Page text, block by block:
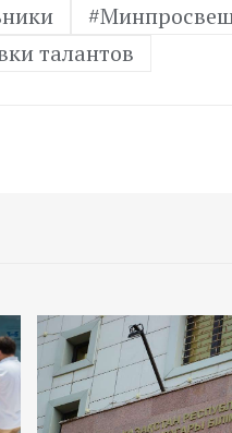
талантов